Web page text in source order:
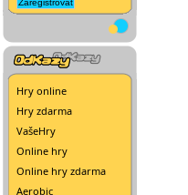
Hry online
Hry zdarma
VašeHry
Online hry
Online hry zdarma
Aerobic